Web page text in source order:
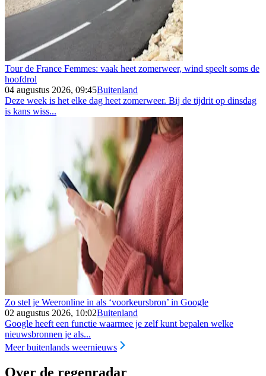
Tour de France Femmes: vaak heet zomerweer, wind speelt soms de
hoofdrol
04 augustus 2026, 09:45Buitenland
Deze week is het elke dag heet zomerweer. Bij de tijdrit op dinsdag
is kans wiss...
Zo stel je Weeronline in als ‘voorkeursbron’ in Google
02 augustus 2026, 10:02Buitenland
Google heeft een functie waarmee je zelf kunt bepalen welke
nieuwsbronnen je als...
Meer buitenlands weernieuws
Over de regenradar